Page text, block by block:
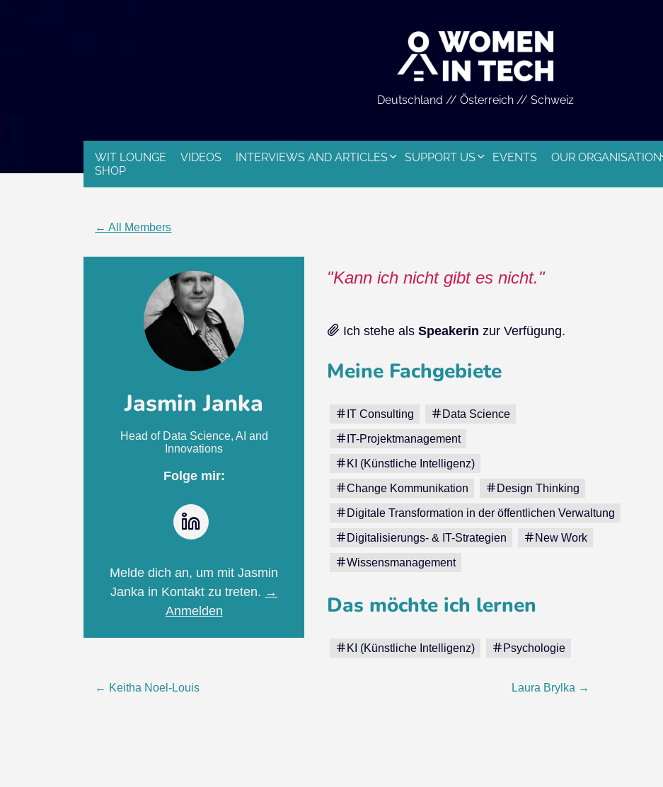
Deutschland // Österreich // Schweiz
WIT LOUNGE VIDEOS INTERVIEWS AND ARTICLES SUPPORT US EVENTS
OUR ORGANISATION
SHOP
← All Members
Jasmin Janka
Head of Data Science, AI and
Innovations
Folge mir:
Melde dich an, um mit Jasmin
Janka in Kontakt zu treten. →
Anmelden
Kann ich nicht gibt es nicht.
Ich stehe als Speakerin zur Verfügung.
Meine Fachgebiete
IT Consulting Data Science
IT-Projektmanagement
KI (Künstliche Intelligenz)
Change Kommunikation Design Thinking
Digitale Transformation in der öffentlichen Verwaltung
Digitalisierungs- & IT-Strategien New Work
Wissensmanagement
Das möchte ich lernen
KI (Künstliche Intelligenz) Psychologie
Post
← Keitha Noel-Louis Laura Brylka →